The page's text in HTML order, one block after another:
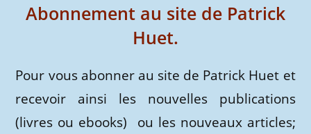
Abonnement au site de Patrick
Huet.
Pour vous abonner au site de Patrick Huet et
recevoir ainsi les nouvelles publications
(livres ou ebooks) ou les nouveaux articles;